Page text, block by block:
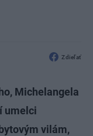
Zdieľať
Michelangela
umelci
vilám,